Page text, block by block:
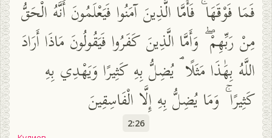
فَمَا فَوْقَهَا ۚ فَأَمَّا الَّذِينَ آمَنُوا فَيَعْلَمُونَ أَنَّهُ الْحَقُّ
مِنْ رَبِّهِمْ ۖ وَأَمَّا الَّذِينَ كَفَرُوا فَيَقُولُونَ مَاذَا أَرَادَ
اللَّهُ بِهَٰذَا مَثَلًا ۘ يُضِلُّ بِهِ كَثِيرًا وَيَهْدِي بِهِ
كَثِيرًا ۚ وَمَا يُضِلُّ بِهِ إِلَّا الْفَاسِقِينَ
2:26